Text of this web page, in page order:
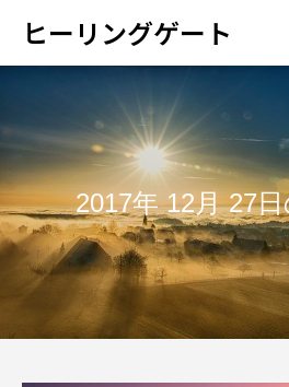
ヒーリングゲート
2017年 12月 27